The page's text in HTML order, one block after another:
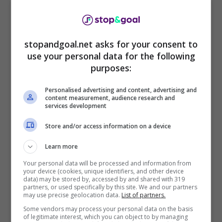
Colpo attacco Pioli, duello in Serie A – Ansa -stopandgoal.net
Come svelato dal giornalista di Mediaset,
stopandgoal.net asks for your consent to
use your personal data for the following
purposes:
Personalised advertising and content, advertising and
content measurement, audience research and
services development
Store and/or access information on a device
Learn more
Your personal data will be processed and information from
your device (cookies, unique identifiers, and other device
data) may be stored by, accessed by and shared with 319
partners, or used specifically by this site. We and our partners
may use precise geolocation data. List of partners.
Some vendors may process your personal data on the basis
of legitimate interest, which you can object to by managing